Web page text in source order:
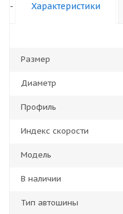
- Характеристики
Размер
Диаметр
Профиль
Индекс скорости
Модель
В наличии
Тип автошины